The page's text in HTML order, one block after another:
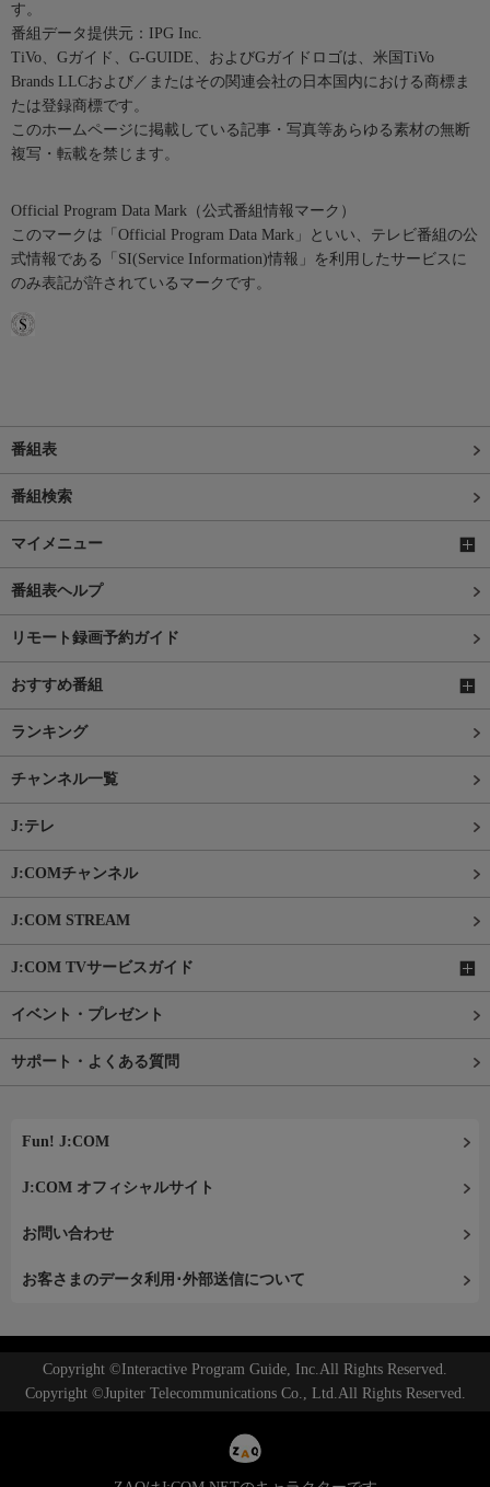
す。
番組データ提供元：IPG Inc.
TiVo、Gガイド、G-GUIDE、およびGガイドロゴは、米国TiVo
Brands LLCおよび／またはその関連会社の日本国内における商標ま
たは登録商標です。
このホームページに掲載している記事・写真等あらゆる素材の無断
複写・転載を禁じます。
Official Program Data Mark（公式番組情報マーク）
このマークは「Official Program Data Mark」といい、テレビ番組の公
式情報である「SI(Service Information)情報」を利用したサービスに
のみ表記が許されているマークです。
番組表
番組検索
マイメニュー
番組表ヘルプ
リモート録画予約ガイド
おすすめ番組
ランキング
チャンネル一覧
J:テレ
J:COMチャンネル
J:COM STREAM
J:COM TVサービスガイド
イベント・プレゼント
サポート・よくある質問
Fun! J:COM
J:COM オフィシャルサイト
お問い合わせ
お客さまのデータ利用･外部送信について
Copyright ©Interactive Program Guide, Inc.All Rights Reserved.
Copyright ©Jupiter Telecommunications Co., Ltd.All Rights Reserved.